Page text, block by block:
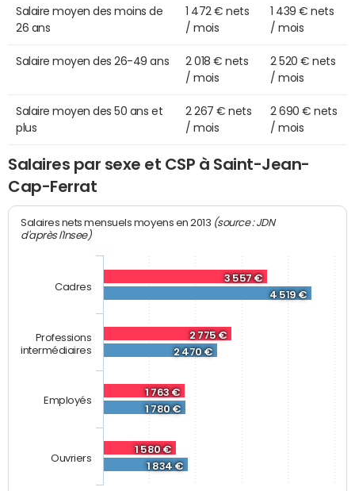
Salaire moyen des moins de
26 ans
1 472 € nets
/ mois
1 439 € nets
/ mois
Salaire moyen des 26-49 ans
2 018 € nets
/ mois
2 520 € nets
/ mois
Salaire moyen des 50 ans et
plus
2 267 € nets
/ mois
2 690 € nets
/ mois
Salaires par sexe et CSP à Saint-Jean-
Cap-Ferrat
Salaires nets mensuels moyens en 2013 (source : JDN
d'après l'Insee)
3 557 €
2 775 €
1 763 €
1 580 €
4 519 €
2 470 €
1 780 €
1 834 €
Cadres
Professions
intermédiaires
Employés
Ouvriers